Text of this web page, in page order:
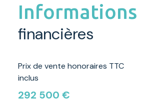
Informations
financières
Prix de vente honoraires TTC
inclus
292 500 €